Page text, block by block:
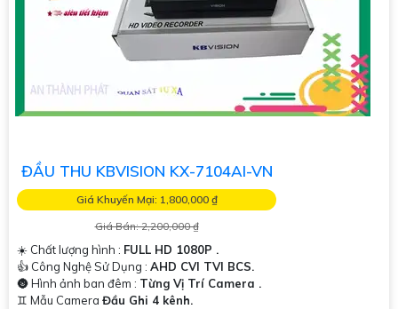
ĐẦU THU KBVISION KX-7104AI-VN
Giá Khuyến Mại: 1,800,000 ₫
Giá Bán: 2,200,000 ₫
☀️ Chất lượng hình : FULL HD 1080P .
👍 Công Nghệ Sử Dụng : AHD CVI TVI BCS.
🌚 Hình ảnh ban đêm : Từng Vị Trí Camera .
♊ Mẫu Camera Đầu Ghi 4 kênh.